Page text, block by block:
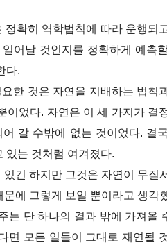
확히 역학법칙에 따라 운행되
어날 것인지를 정확하게 예측
다.
한 것은 자연을 지배하는 법칙
이었다. 자연은 이 세 가지가 결
갈 수밖에 없는 것이었다. 결
있는 것처럼 여겨졌다.
긴 하지만 그것은 자연이 무질
에 그렇게 보일 뿐이라고 생각
는 단 하나의 결과 밖에 가져올
면 모든 일들이 그대로 재연될